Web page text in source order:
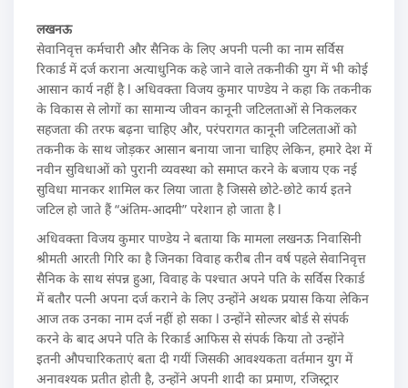
लखनऊ
सेवानिवृत्त कर्मचारी और सैनिक के लिए अपनी पत्नी का नाम सर्विस
रिकार्ड में दर्ज कराना अत्याधुनिक कहे जाने वाले तकनीकी युग में भी कोई
आसान कार्य नहीं है l अधिवक्ता विजय कुमार पाण्डेय ने कहा कि तकनीक
के विकास से लोगों का सामान्य जीवन कानूनी जटिलताओं से निकलकर
सहजता की तरफ बढ़ना चाहिए और, परंपरागत कानूनी जटिलताओं को
तकनीक के साथ जोड़कर आसान बनाया जाना चाहिए लेकिन, हमारे देश में
नवीन सुविधाओं को पुरानी व्यवस्था को समाप्त करने के बजाय एक नई
सुविधा मानकर शामिल कर लिया जाता है जिससे छोटे-छोटे कार्य इतने
जटिल हो जाते हैं “अंतिम-आदमी” परेशान हो जाता है l
अधिवक्ता विजय कुमार पाण्डेय ने बताया कि मामला लखनऊ निवासिनी
श्रीमती आरती गिरि का है जिनका विवाह करीब तीन वर्ष पहले सेवानिवृत्त
सैनिक के साथ संपन्न हुआ, विवाह के पश्चात अपने पति के सर्विस रिकार्ड
में बतौर पत्नी अपना दर्ज कराने के लिए उन्होंने अथक प्रयास किया लेकिन
आज तक उनका नाम दर्ज नहीं हो सका l उन्होंने सोल्जर बोर्ड से संपर्क
करने के बाद अपने पति के रिकार्ड आफिस से संपर्क किया तो उन्होंने
इतनी औपचारिकताएं बता दी गयीं जिसकी आवश्यकता वर्तमान युग में
अनावश्यक प्रतीत होती है, उन्होंने अपनी शादी का प्रमाण, रजिस्ट्रार